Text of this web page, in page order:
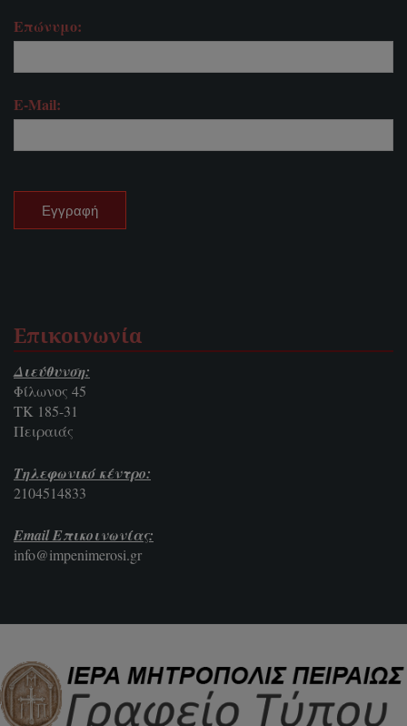
Επώνυμο:
E-Mail:
Επικοινωνία
Διεύθυνση:
Φίλωνος 45
ΤΚ 185-31
Πειραιάς
Τηλεφωνικό κέντρο:
2104514833
Email Επικοινωνίας:
info@impenimerosi.gr